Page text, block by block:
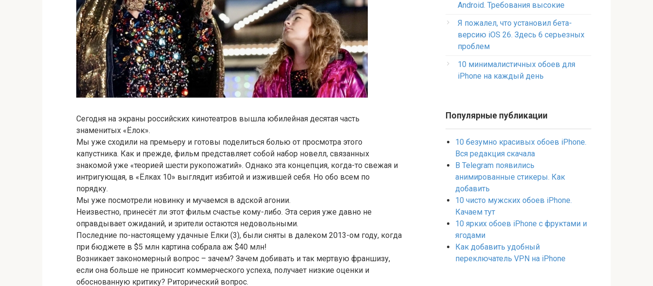
Сегодня на экраны российских кинотеатров вышла юбилейная десятая часть
знаменитых «Ёлок».
Мы уже сходили на премьеру и готовы поделиться болью от просмотра этого
капустника. Как и прежде, фильм представляет собой набор новелл, связанных
знакомой уже «теорией шести рукопожатий». Однако эта концепция, когда-то свежая и
интригующая, в «Ёлках 10» выглядит избитой и изжившей себя. Но обо всем по
порядку.
Мы уже посмотрели новинку и мучаемся в адской агонии.
Неизвестно, принесёт ли этот фильм счастье кому-либо. Эта серия уже давно не
оправдывает ожиданий, и зрители остаются недовольными.
Последние по-настоящему удачные Ёлки (3), были сняты в далеком 2013-ом году, когда
при бюджете в $5 млн картина собрала аж $40 млн!
Возникает закономерный вопрос – зачем? Зачем добивать и так мертвую франшизу,
если она больше не приносит коммерческого успеха, получает низкие оценки и
обоснованную критику? Риторический вопрос.
Android. Требования высокие
Я пожалел, что установил бета-
версию iOS 26. Здесь 6 серьезных
проблем
10 минималистичных обоев для
iPhone на каждый день
Популярные публикации
10 безумно красивых обоев iPhone.
Вся редакция скачала
В Telegram появились
анимированные стикеры. Как
добавить
10 чисто мужских обоев iPhone.
Качаем тут
10 ярких обоев iPhone с фруктами и
ягодами
Как добавить удобный
переключатель VPN на iPhone